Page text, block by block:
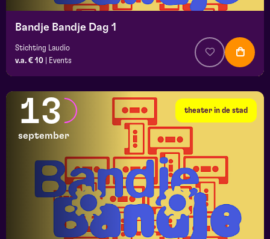
Bandje Bandje Dag 1
Stichting Laudio
v.a. € 10
Events
theater in de stad
13
september